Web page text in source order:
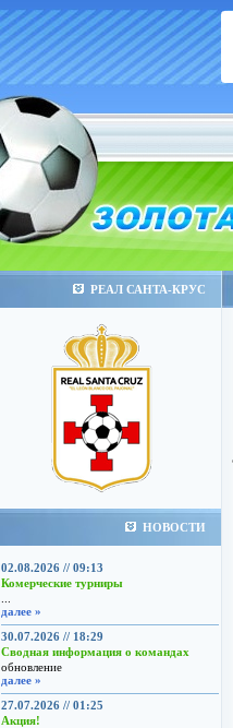
РЕАЛ САНТА-КРУС
НОВОСТИ
02.08.2026 // 09:13
Комерческие турниры
далее »
30.07.2026 // 18:29
Сводная информация о командах
обновление
далее »
27.07.2026 // 01:25
Акция!